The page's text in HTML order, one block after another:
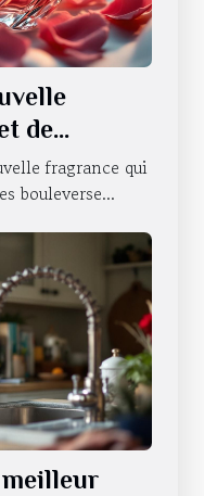
de
fragrance qui
bouleverse...